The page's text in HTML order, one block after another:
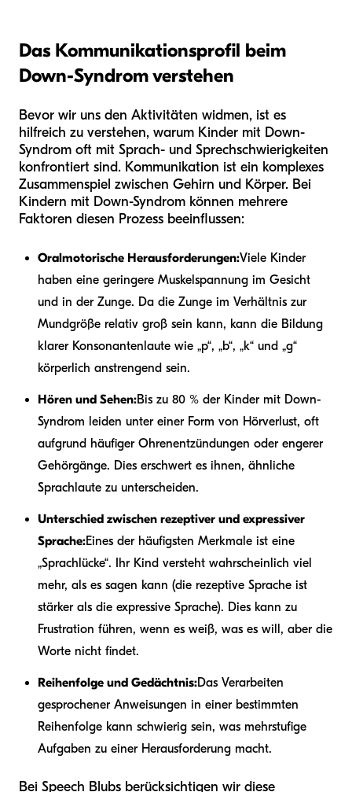
Das Kommunikationsprofil beim
Down-Syndrom verstehen
Bevor wir uns den Aktivitäten widmen, ist es
hilfreich zu verstehen, warum Kinder mit Down-
Syndrom oft mit Sprach- und Sprechschwierigkeiten
konfrontiert sind. Kommunikation ist ein komplexes
Zusammenspiel zwischen Gehirn und Körper. Bei
Kindern mit Down-Syndrom können mehrere
Faktoren diesen Prozess beeinflussen:
Oralmotorische Herausforderungen:Viele Kinder
haben eine geringere Muskelspannung im Gesicht
und in der Zunge. Da die Zunge im Verhältnis zur
Mundgröße relativ groß sein kann, kann die Bildung
klarer Konsonantenlaute wie „p“, „b“, „k“ und „g“
körperlich anstrengend sein.
Hören und Sehen:Bis zu 80 % der Kinder mit Down-
Syndrom leiden unter einer Form von Hörverlust, oft
aufgrund häufiger Ohrenentzündungen oder engerer
Gehörgänge. Dies erschwert es ihnen, ähnliche
Sprachlaute zu unterscheiden.
Unterschied zwischen rezeptiver und expressiver
Sprache:Eines der häufigsten Merkmale ist eine
„Sprachlücke“. Ihr Kind versteht wahrscheinlich viel
mehr, als es sagen kann (die rezeptive Sprache ist
stärker als die expressive Sprache). Dies kann zu
Frustration führen, wenn es weiß, was es will, aber die
Worte nicht findet.
Reihenfolge und Gedächtnis:Das Verarbeiten
gesprochener Anweisungen in einer bestimmten
Reihenfolge kann schwierig sein, was mehrstufige
Aufgaben zu einer Herausforderung macht.
Bei Speech Blubs berücksichtigen wir diese